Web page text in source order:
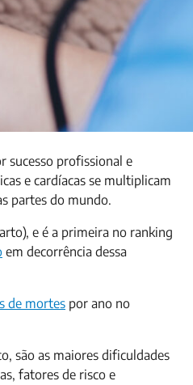
sucesso profissional e
e cardíacas se multiplicam
partes do mundo.
e é a primeira no ranking
em decorrência dessa
de mortes por ano no
são as maiores dificuldades
fatores de risco e